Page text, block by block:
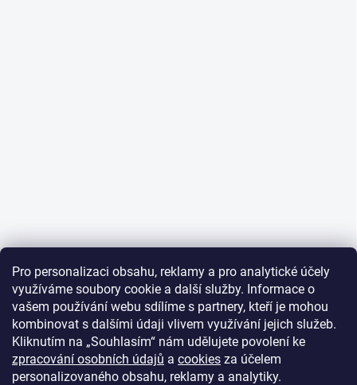
Pro personalizaci obsahu, reklamy a pro analytické účely
využíváme soubory cookie a další služby. Informace o
vašem používání webu sdílíme s partnery, kteří je mohou
kombinovat s dalšími údaji vlivem využívání jejich služeb.
Kliknutím na „Souhlasím“ nám udělujete povolení ke
zpracování osobních údajů a cookies za účelem
personalizovaného obsahu, reklamy a analytiky.